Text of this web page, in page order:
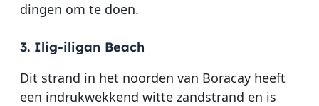
dingen om te doen.
3. Ilig-iligan Beach
Dit strand in het noorden van Boracay heeft
een indrukwekkend witte zandstrand en is